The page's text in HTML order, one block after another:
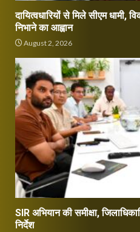
दायित्वधारियों से मिले सीएम धामी,
निभाने का आह्वान
August 2, 2026
SIR अभियान की समीक्षा,
निर्देश